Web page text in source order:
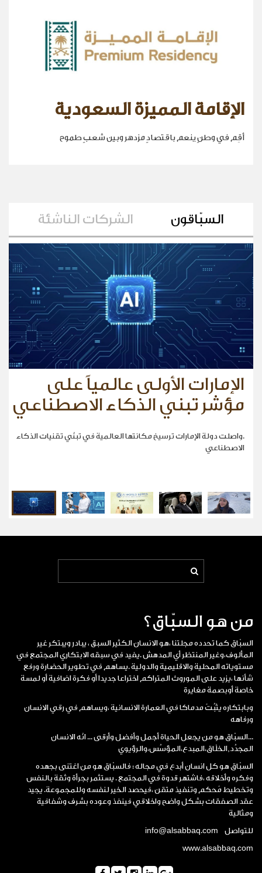
الإقامة المميزة السعودية
أقِم في وطنٍ ينعم باقتصادٍ مزدهر وبين شعبٍ طموح
السبّاقون الشركات الناشئة
الإمارات الأولى عالمياً على
مؤشر تبني الذكاء الاصطناعي
.واصلت دولة الإمارات ترسيخ مكانتها العالمية في تبنّي تقنيات الذكاء
الاصطناعي
الامارات السبّاقة في الذكاء
الاصطناعي
"إقامة دبي" تحصد جائزة عالمية
ماسك أول شخص في العالم
تبلغ ثروته 500 مليار دولار
فاطمة العوضي أصغر إماراتية
تتسلق أعلى قمة في أوروبا
من هو السبّاق؟
السبّاق كما تحدده مجلتنا ،هو الانسان الكثير السبق ، يبادر ويبتكر غير
المألوف،وغير المنتظر أي المدهش .يفيد في سبقه الابتكاري المجتمع في
مستوياته المحلية والاقليمية والدولية .يساهم في تطوير الحضارة ورفع
شأنها ،يزيد على الموروث المتراكم اختراعا جديدا أو فكرة اضافية أو لمسة
خاصة أوبصمة مغايرة
وبابتكاره يثبِّتُ مدماكا في العمارة الانسانية ،ويساهم في رقي الانسان
ورفاهه
...السبّاق هو من يجعل الحياة أجمل وأفضل وأرقى ... انّه الانسان
المجدِّد,الخلّاق،المبدع،المؤسِّس،والرؤيوي
السبّاق هو كل انسان أبدع في مجاله : فالسبّاق هو من اغتنى بجهده
وفكره وأخلاقه ،فاشتهر قدوة في المجتمع . يستثمر بجرأة وثقة بالنفس
وتخطيط مُحكم وتنفيذ متقن ،فيحصد الخير لنفسه وللمجموعة. يجيد
عقد الصفقات بشكل واضح واخلاقي فينفذ وعوده بشرف وشفافية
ومثالية
للتواصل info@alsabbaq.com
www.alsabbaq.com